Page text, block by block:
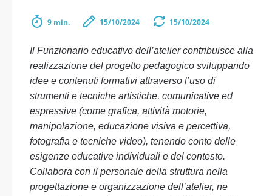
9 min. 15/10/2024 15/10/2024
Il Funzionario educativo dell’atelier contribuisce alla
realizzazione del progetto pedagogico sviluppando
idee e contenuti formativi attraverso l’uso di
strumenti e tecniche artistiche, comunicative ed
espressive (come grafica, attività motorie,
manipolazione, educazione visiva e percettiva,
fotografia e tecniche video), tenendo conto delle
esigenze educative individuali e del contesto.
Collabora con il personale della struttura nella
progettazione e organizzazione dell’atelier, ne